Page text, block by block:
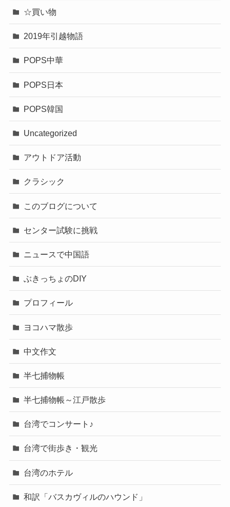
☆買い物
2019年引越物語
POPS中華
POPS日本
POPS韓国
Uncategorized
アウトドア活動
クラシック
このブログについて
センター試験に挑戦
ニュースで中国語
ぶきっちょのDIY
プロフィール
ヨコハマ散歩
中文作文
半七捕物帳
半七捕物帳～江戸散歩
台湾でコンサート♪
台湾で街歩き・観光
台湾のホテル
和訳「バスカヴィルのハウンド」